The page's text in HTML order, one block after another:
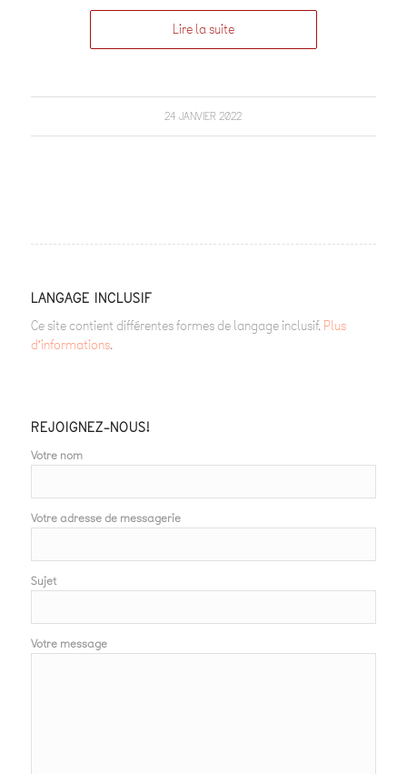
Lire la suite
24 JANVIER 2022
LANGAGE INCLUSIF
Ce site contient différentes formes de langage inclusif. Plus
d’informations.
REJOIGNEZ-NOUS!
Votre nom
Votre adresse de messagerie
Sujet
Votre message